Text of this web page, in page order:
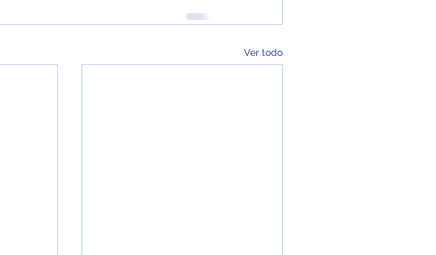
Ver todo